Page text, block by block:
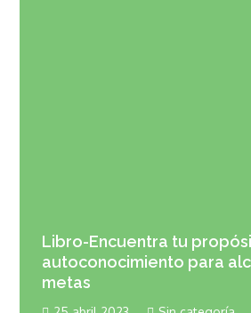
Libro-Encuentra tu
autoconocimiento para
metas